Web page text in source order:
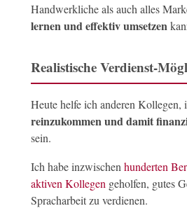
Handwerkliche als auch alles
lernen und effektiv umsetzen
Realistische Verdienst-
Heute helfe ich anderen Kollegen,
reinzukommen und damit
sein.
Ich habe inzwischen hunderten
aktiven Kollegen geholfen, gutes
Spracharbeit zu verdienen.